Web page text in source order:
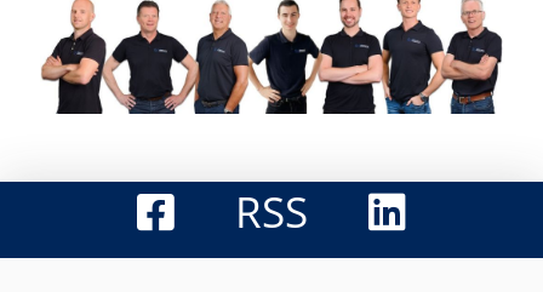
RSS